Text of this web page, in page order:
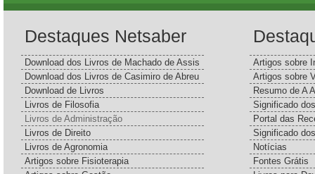
Destaques Netsaber
Download dos Livros de Machado de Assis
Download dos Livros de Casimiro de Abreu
Download de Livros
Livros de Filosofia
Livros de Administração
Livros de Direito
Livros de Agronomia
Artigos sobre Fisioterapia
Artigos sobre
Artigos sobre
Resumo de A
Significado
Portal das
Significado
Notícias
Fontes Grátis